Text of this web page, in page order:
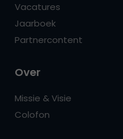
Vacatures
Jaarboek
Partnercontent
Over
Missie & Visie
Colofon